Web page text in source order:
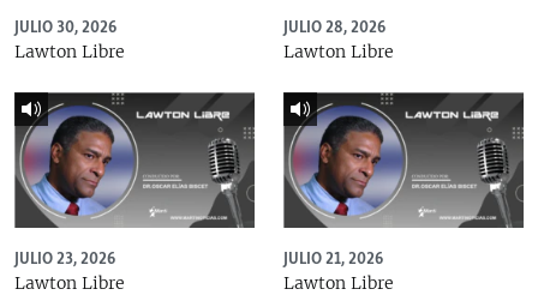
JULIO 30, 2026
Lawton Libre
JULIO 28, 2026
Lawton Libre
JULIO 23, 2026
Lawton Libre
JULIO 21, 2026
Lawton Libre